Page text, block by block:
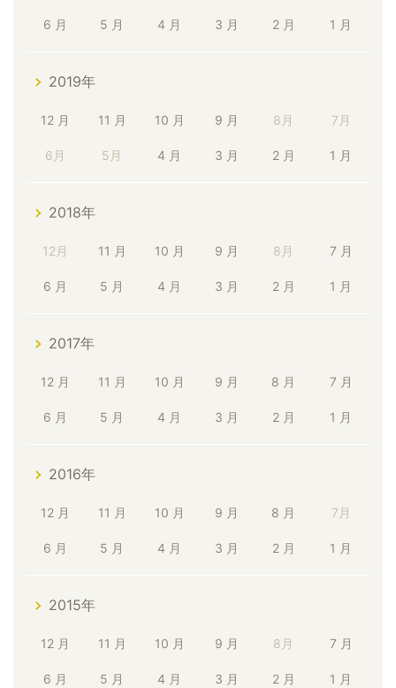
6 月 5 月 4 月 3 月 2 月 1 月
2019年
12 月 11 月 10 月 9 月 8月 7月
6月 5月 4 月 3 月 2 月 1 月
2018年
12月 11 月 10 月 9 月 8月 7 月
6 月 5 月 4 月 3 月 2 月 1 月
2017年
12 月 11 月 10 月 9 月 8 月 7 月
6 月 5 月 4 月 3 月 2 月 1 月
2016年
12 月 11 月 10 月 9 月 8 月 7月
6 月 5 月 4 月 3 月 2 月 1 月
2015年
12 月 11 月 10 月 9 月 8月 7 月
6 月 5 月 4 月 3 月 2 月 1 月